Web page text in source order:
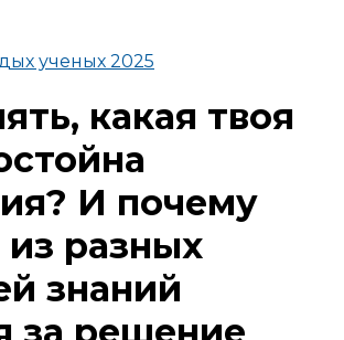
ученых 2025
какая твоя
И почему
разных
знаний